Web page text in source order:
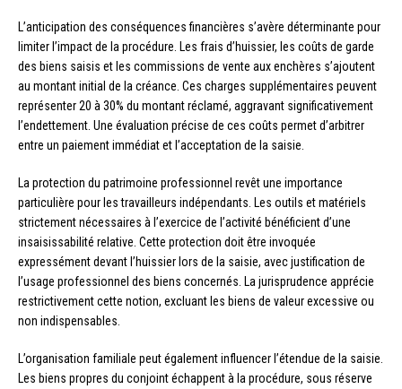
L’anticipation des conséquences financières s’avère déterminante pour
limiter l’impact de la procédure. Les frais d’huissier, les coûts de garde
des biens saisis et les commissions de vente aux enchères s’ajoutent
au montant initial de la créance. Ces charges supplémentaires peuvent
représenter 20 à 30% du montant réclamé, aggravant significativement
l’endettement. Une évaluation précise de ces coûts permet d’arbitrer
entre un paiement immédiat et l’acceptation de la saisie.
La protection du patrimoine professionnel revêt une importance
particulière pour les travailleurs indépendants. Les outils et matériels
strictement nécessaires à l’exercice de l’activité bénéficient d’une
insaisissabilité relative. Cette protection doit être invoquée
expressément devant l’huissier lors de la saisie, avec justification de
l’usage professionnel des biens concernés. La jurisprudence apprécie
restrictivement cette notion, excluant les biens de valeur excessive ou
non indispensables.
L’organisation familiale peut également influencer l’étendue de la saisie.
Les biens propres du conjoint échappent à la procédure, sous réserve